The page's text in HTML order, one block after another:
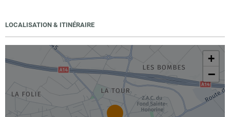
LOCALISATION & ITINÉRAIRE
+
−